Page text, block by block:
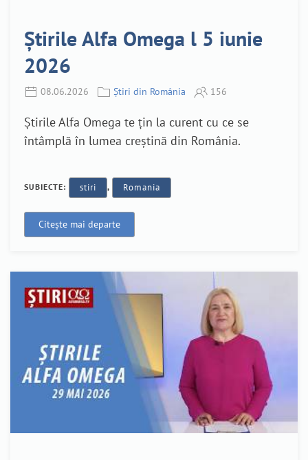
Știrile Alfa Omega l 5 iunie
2026
08.06.2026 Știri din România 156
Știrile Alfa Omega te țin la curent cu ce se
întâmplă în lumea creștină din România.
SUBIECTE: stiri , Romania
Citește mai departe